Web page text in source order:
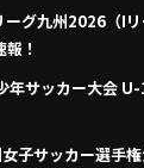
ーグ九州2026（I
！
サッカー大会 U-
子サッカー選手